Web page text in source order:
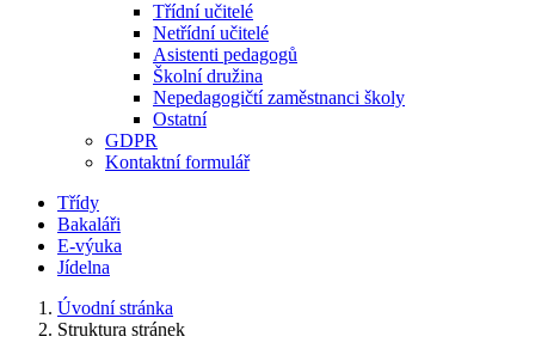
Třídní učitelé
Netřídní učitelé
Asistenti pedagogů
Školní družina
Nepedagogičtí zaměstnanci školy
Ostatní
GDPR
Kontaktní formulář
Třídy
Bakaláři
E-výuka
Jídelna
Úvodní stránka
Struktura stránek